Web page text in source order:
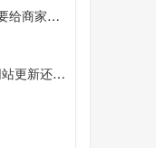
家好评
还精彩！